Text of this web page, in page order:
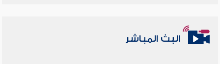
البث المباشر